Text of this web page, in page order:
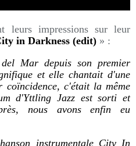
leurs impressions sur leur
in Darkness (edit) » :
Mar depuis son premier
et elle chantait d'une
coïncidence, c'était la même
d'Yttling Jazz est sorti et
nous avons enfin eu
instrumentale City In